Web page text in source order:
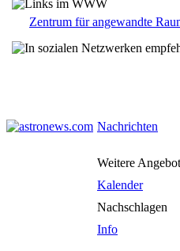
Zentrum für angewandte
Nachrichten
Weitere
Kalender
Nachschlagen
Info